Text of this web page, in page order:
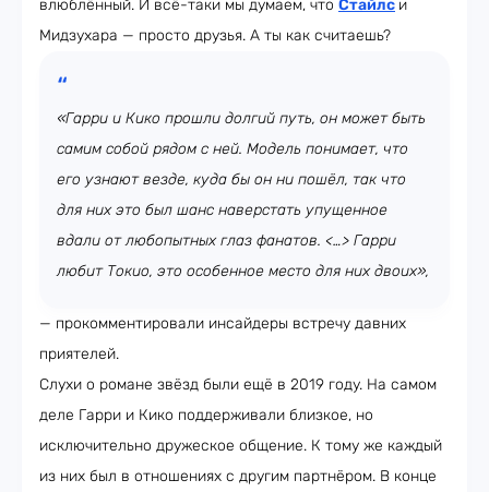
влюблённый. И всё-таки мы думаем, что Стайлс и
Мидзухара — просто друзья. А ты как считаешь?
«Гарри и Кико прошли долгий путь, он может быть
самим собой рядом с ней. Модель понимает, что
его узнают везде, куда бы он ни пошёл, так что
для них это был шанс наверстать упущенное
вдали от любопытных глаз фанатов. <…> Гарри
любит Токио, это особенное место для них двоих»,
— прокомментировали инсайдеры встречу давних
приятелей.
Слухи о романе звёзд были ещё в 2019 году. На самом
деле Гарри и Кико поддерживали близкое, но
исключительно дружеское общение. К тому же каждый
из них был в отношениях с другим партнёром. В конце